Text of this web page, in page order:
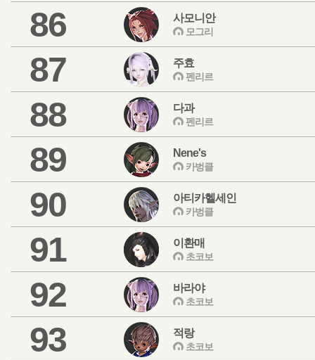
86 사모니안
모그리
87 주효
펜리르
88 다과
펜리르
89 Nene's
카벙클
90 아티카헬세인
카벙클
91 이환매
초코보
92 바라야
초코보
93 적랑
초코보